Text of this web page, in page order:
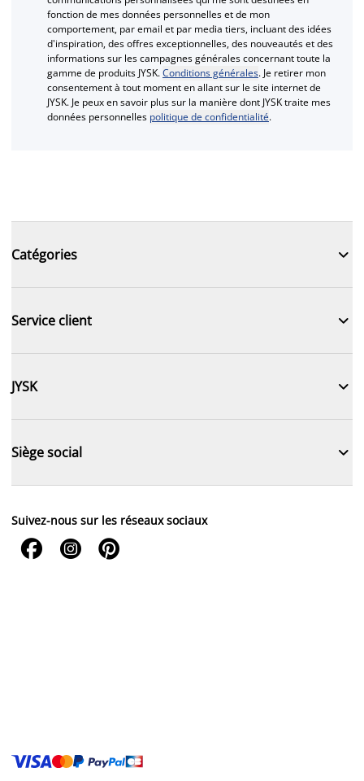
fonction de mes données personnelles et de mon
comportement, par email et par media tiers, incluant des idées
d'inspiration, des offres exceptionnelles, des nouveautés et des
informations sur les campagnes générales concernant toute la
gamme de produits JYSK.Conditions générales. Je retirer mon
consentement à tout moment en allant sur le site internet de
JYSK. Je peux en savoir plus sur la manière dont JYSK traite mes
données personnelles politique de confidentialité.
Catégories 
Service client 
JYSK 
Siège social 
Suivez-nous sur les réseaux sociaux
  